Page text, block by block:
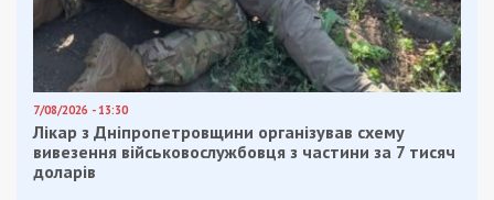
7/08/2026 - 13:30
Лікар з Дніпропетровщини організував схему
вивезення військовослужбовця з частини за 7 тисяч
доларів